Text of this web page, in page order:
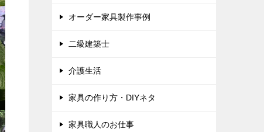
オーダー家具製作事例
二級建築士
介護生活
家具の作り方・DIYネタ
家具職人のお仕事